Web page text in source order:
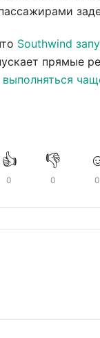
Southwind
прямые
👍
0
👎
0 0